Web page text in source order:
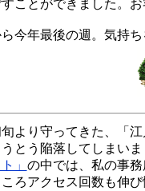
すことができました。
今年最後の週。気持
旬より守ってきた、「
うとう陥落してしまい
」 の中では、私の事
ころアクセス回数も伸